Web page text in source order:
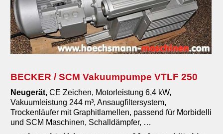
BECKER / SCM Vakuumpumpe VTLF 250
Neugerät, CE Zeichen, Motorleistung 6,4 kW,
Vakuumleistung 244 m³, Ansaugfiltersystem,
Trockenläufer mit Graphitlamellen, passend für Morbidelli
und SCM Maschinen, Schalldämpfer, …